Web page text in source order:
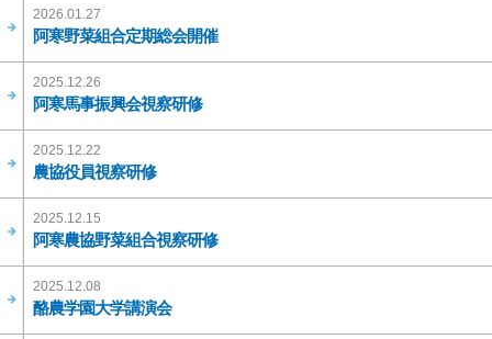
2026.01.27
阿寒野菜組合定期総会開催
2025.12.26
阿寒馬事振興会視察研修
2025.12.22
農協役員視察研修
2025.12.15
阿寒農協野菜組合視察研修
2025.12.08
酪農学園大学講演会